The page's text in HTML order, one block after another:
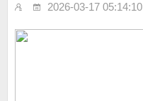
2026-03-17 05:14:10